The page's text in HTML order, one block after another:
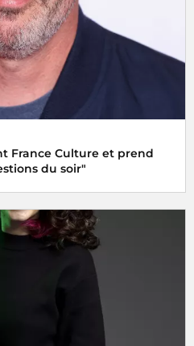
France Culture et prend
du soir"